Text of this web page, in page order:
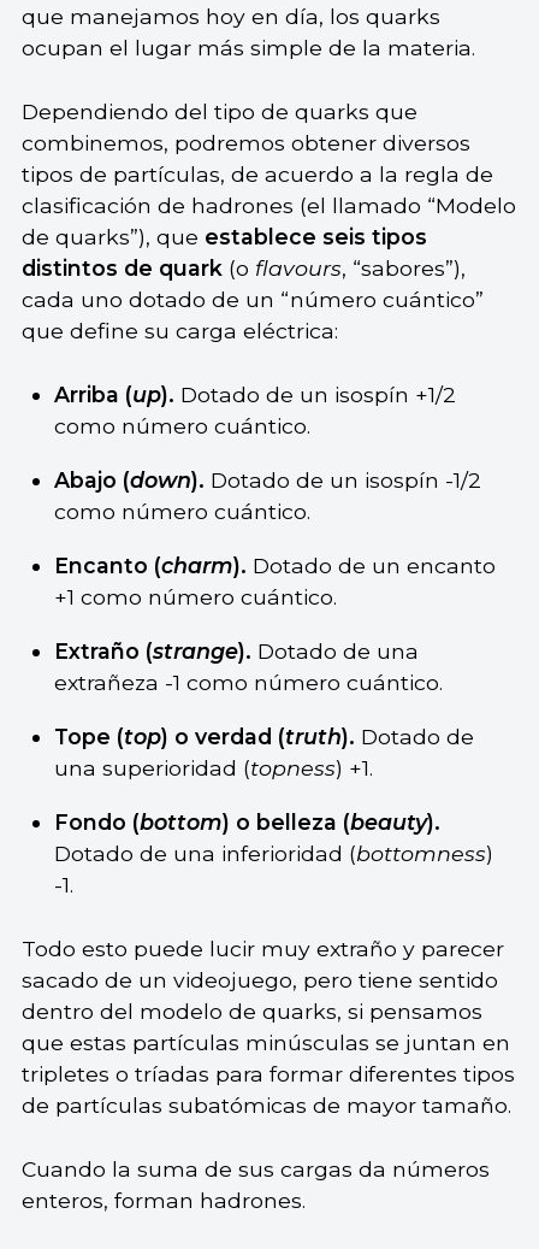
que manejamos hoy en día, los quarks
ocupan el lugar más simple de la materia.
Dependiendo del tipo de quarks que
combinemos, podremos obtener diversos
tipos de partículas, de acuerdo a la regla de
clasificación de hadrones (el llamado “Modelo
de quarks”), que establece seis tipos
distintos de quark(o flavours, “sabores”),
cada uno dotado de un “número cuántico”
que define su carga eléctrica:
Arriba (up). Dotado de un isospín +1/2
como número cuántico.
Abajo (down). Dotado de un isospín -1/2
como número cuántico.
Encanto (charm). Dotado de un encanto
+1 como número cuántico.
Extraño (strange). Dotado de una
extrañeza -1 como número cuántico.
Tope (top) o verdad (truth). Dotado de
una superioridad (topness) +1.
Fondo (bottom) o belleza (beauty).
Dotado de una inferioridad (bottomness)
-1.
Todo esto puede lucir muy extraño y parecer
sacado de un videojuego, pero tiene sentido
dentro del modelo de quarks, si pensamos
que estas partículas minúsculas se juntan en
tripletes o tríadas para formar diferentes tipos
de partículas subatómicas de mayor tamaño.
Cuando la suma de sus cargas da números
enteros, forman hadrones.